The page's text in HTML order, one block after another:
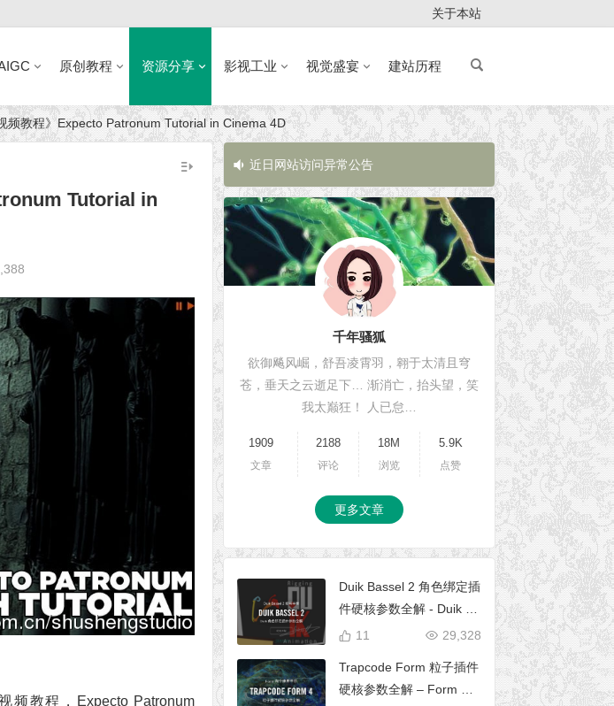
关于本站
原创教程 资源分享 影视工业 视觉盛宴 建站历程
频教程》Expecto Patronum Tutorial in Cinema 4D
Tutorial in
频教程，Expecto Patronum
近日网站访问异常公告 近日网站访问
千年骚狐
欲御飚风崛，舒吾凌霄羽，翱于太清且穹
苍，垂天之云逝足下… 渐消亡，抬头望，笑
我太巅狂！ 人已怠…
1909
文章
2188
评论
18M
浏览
5.9K
点赞
更多文章
Duik Bassel 2 角色绑定插
件硬核参数全解 - Duik 16
完全使用手册
29,328
11
Trapcode Form 粒子插件
硬核参数全解 – Form 完